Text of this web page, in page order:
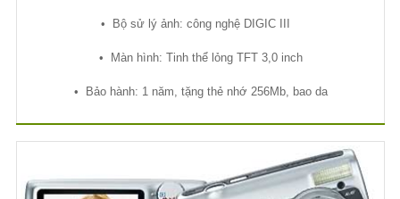
• Bộsửlý ảnh: công nghệDIGIC III
• Màn hình: Tinh thểl ỏng TFT 3,0 inch
• Bảo hành: 1 năm, tặng thẻnhớ 256Mb, bao da